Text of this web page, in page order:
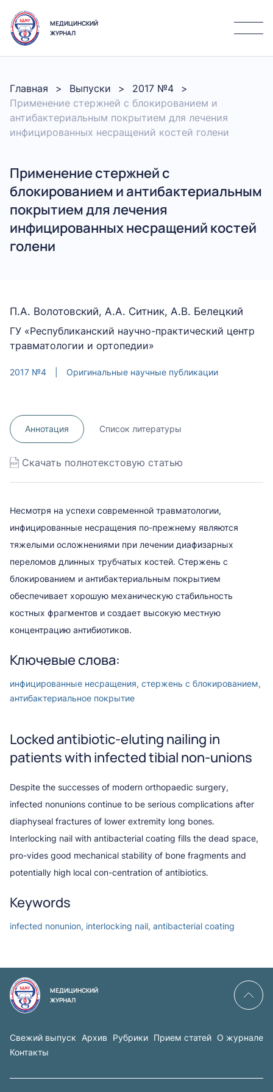
МЕДИЦИНСКИЙ
ЖУРНАЛ
Главная Выпуски
2017 №4
Применение стержней с блокированием и
антибактериальным покрытием для лечения
инфицированных несращений костей голени
Применение стержней с
блокированием и антибактериальным
покрытием для лечения
инфицированных несращений костей
голени
П.А. Волотовский, А.А. Ситник, А.В. Белецкий
ГУ «Республиканский научно-практический центр
травматологии и ортопедии»
2017 №4 Оригинальные научные публикации
Аннотация Список литературы
Скачать полнотекстовую статью
Несмотря на успехи современной травматологии,
инфицированные несращения по-прежнему являются
тяжелыми осложнениями при лечении диафизарных
переломов длинных трубчатых костей. Стержень с
блокированием и антибактериальным покрытием
обеспечивает хорошую механическую стабильность
костных фрагментов и создает высокую местную
концентрацию антибиотиков.
Ключевые слова:
инфицированные несращения, стержень с блокированием,
антибактериальное покрытие
Locked antibiotic-eluting nailing in
patients with infected tibial non-unions
Despite the successes of modern orthopaedic surgery,
infected nonunions continue to be serious complications after
diaphyseal fractures of lower extremity long bones.
Interlocking nail with antibacterial coating fills the dead space,
pro-vides good mechanical stability of bone fragments and
potentially high local con-centration of antibiotics.
Keywords
infected nonunion, interlocking nail, antibacterial coating
МЕДИЦИНСКИЙ
ЖУРНАЛ
Свежий выпуск Архив Рубрики Прием статей О журнале
Контакты